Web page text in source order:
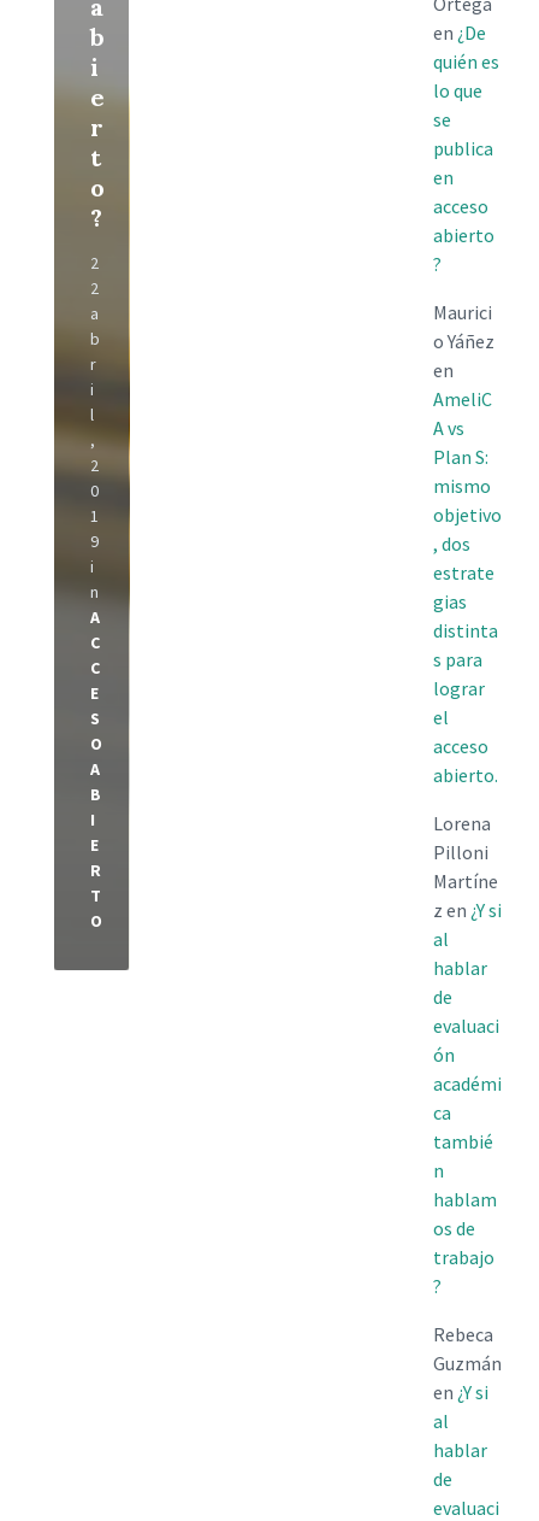
a
b
i
e
r
t
o
?
2
2
a
b
r
i
l
,
2
0
1
9
i
n
A
C
C
E
S
O
A
B
I
E
R
T
O
en ¿De
quién es
lo que
se
publica
en
acceso
abierto
?
Maurici
o Yáñez
en
AmeliC
A vs
Plan S:
mismo
objetivo
, dos
estrate
gias
distinta
s para
lograr
el
acceso
abierto.
Lorena
Pilloni
Martíne
z en ¿Y si
al
hablar
de
evaluaci
ón
académi
ca
tambié
n
hablam
os de
trabajo
?
Rebeca
Guzmán
en ¿Y si
al
hablar
de
evaluaci